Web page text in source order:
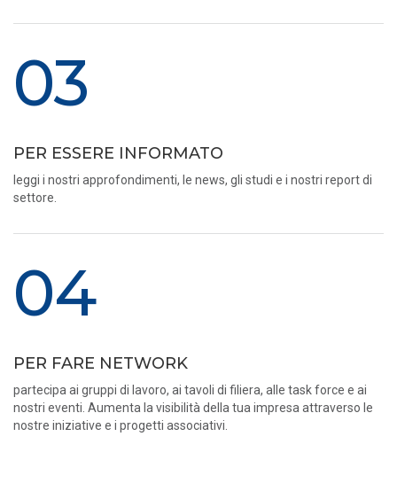
03
PER ESSERE INFORMATO
leggi i nostri approfondimenti, le news, gli studi e i nostri report di
settore.
04
PER FARE NETWORK
partecipa ai gruppi di lavoro, ai tavoli di filiera, alle task force e ai
nostri eventi. Aumenta la visibilità della tua impresa attraverso le
nostre iniziative e i progetti associativi.